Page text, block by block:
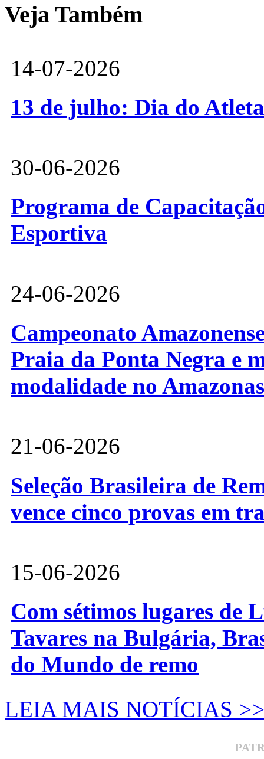
Veja Também
14-07-2026
13 de julho: Dia do
30-06-2026
Programa de
Esportiva
24-06-2026
Campeonato
Praia da Ponta Negra e
modalidade no Amazonas
21-06-2026
Seleção Brasileira de
vence cinco provas em
15-06-2026
Com sétimos lugares de
Tavares na Bulgária,
do Mundo de remo
LEIA MAIS NOTÍCIAS >>